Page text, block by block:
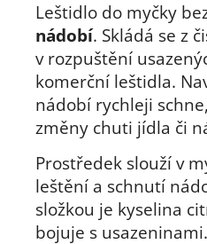
Leštidlo do myčky
nádobí. Skládá se z
v rozpuštění
komerční leštidla.
nádobí rychleji
změny chuti jídla či
Prostředek slouží v
leštění a schnutí
složkou je kyselina
bojuje s usazeninami.